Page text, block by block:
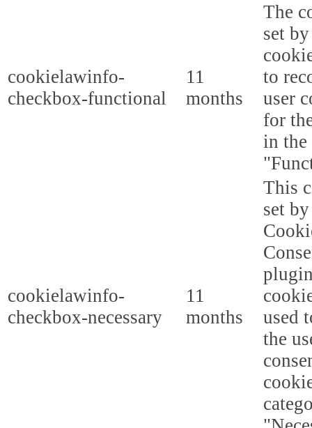
cookielawinfo-
checkbox-functional
11
months
The
set
to
user
for
in the
cookielawinfo-
checkbox-necessary
11
months
This
set
used
the